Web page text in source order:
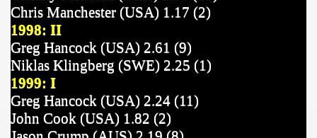
Chris Manchester (USA) 1.17 (2)
1998: II
Greg Hancock (USA) 2.61 (9)
Niklas Klingberg (SWE) 2.25 (1)
1999: I
Greg Hancock (USA) 2.24 (11)
John Cook (USA) 1.82 (2)